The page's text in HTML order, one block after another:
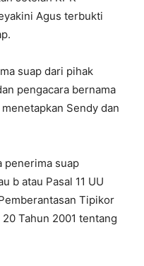
Agus terbukti
suap dari pihak
pengacara bernama
Sendy dan
penerima suap
b atau Pasal 11 UU
Tipikor
Tahun 2001 tentang